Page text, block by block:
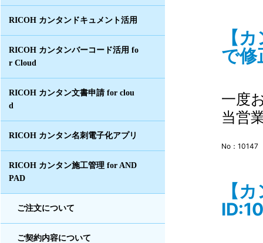
RICOH カンタンドキュメント活用
RICOH カンタンバーコード活用 fo
r Cloud
RICOH カンタン文書申請 for clou
d
RICOH カンタン名刺電子化アプリ
RICOH カンタン施工管理 for AND
PAD
ご注文について
ご契約内容について
【
で
一度
当営
No：10147
【